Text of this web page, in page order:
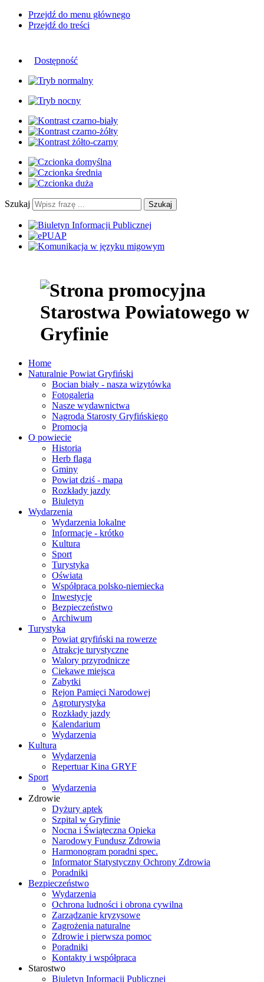
Przejdź do menu głównego
Przejdź do treści
Dostępność
Szukaj Szukaj
Home
Naturalnie Powiat Gryfiński
Bocian biały - nasza wizytówka
Fotogaleria
Nasze wydawnictwa
Nagroda Starosty Gryfińskiego
Promocja
O powiecie
Historia
Herb flaga
Gminy
Powiat dziś - mapa
Rozkłady jazdy
Biuletyn
Wydarzenia
Wydarzenia lokalne
Informacje - krótko
Kultura
Sport
Turystyka
Oświata
Współpraca polsko-niemiecka
Inwestycje
Bezpieczeństwo
Archiwum
Turystyka
Powiat gryfiński na rowerze
Atrakcje turystyczne
Walory przyrodnicze
Ciekawe miejsca
Zabytki
Rejon Pamięci Narodowej
Agroturystyka
Rozkłady jazdy
Kalendarium
Wydarzenia
Kultura
Wydarzenia
Repertuar Kina GRYF
Sport
Wydarzenia
Zdrowie
Dyżury aptek
Szpital w Gryfinie
Nocna i Świąteczna Opieka
Narodowy Fundusz Zdrowia
Harmonogram poradni spec.
Informator Statystyczny Ochrony Zdrowia
Poradniki
Bezpieczeństwo
Wydarzenia
Ochrona ludności i obrona cywilna
Zarządzanie kryzysowe
Zagrożenia naturalne
Zdrowie i pierwsza pomoc
Poradniki
Kontakty i współpraca
Starostwo
Biuletyn Informacji Publicznej